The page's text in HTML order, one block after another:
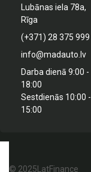
Lubānas iela 78a,
Rīga
(+371) 28 375 999
info@madauto.lv
Darba dienā 9:00 -
18:00
Sestdienās 10:00 -
15:00
© 2025LatFinance